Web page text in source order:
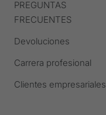
PREGUNTAS
FRECUENTES
Devoluciones
Carrera profesional
Clientes empresariales